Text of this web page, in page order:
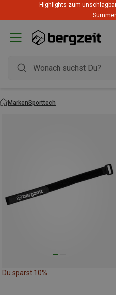
Highlights zum
MarkenSporttech
Du sparst 10%